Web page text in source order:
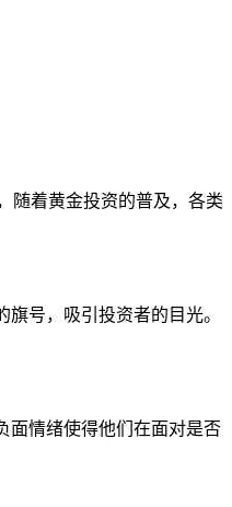
随着黄金投资的普及，各类
号，吸引投资者的目光。
面情绪使得他们在面对是否